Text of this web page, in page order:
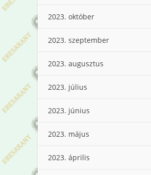
2023. október
2023. szeptember
2023. augusztus
2023. július
2023. június
2023. május
2023. április